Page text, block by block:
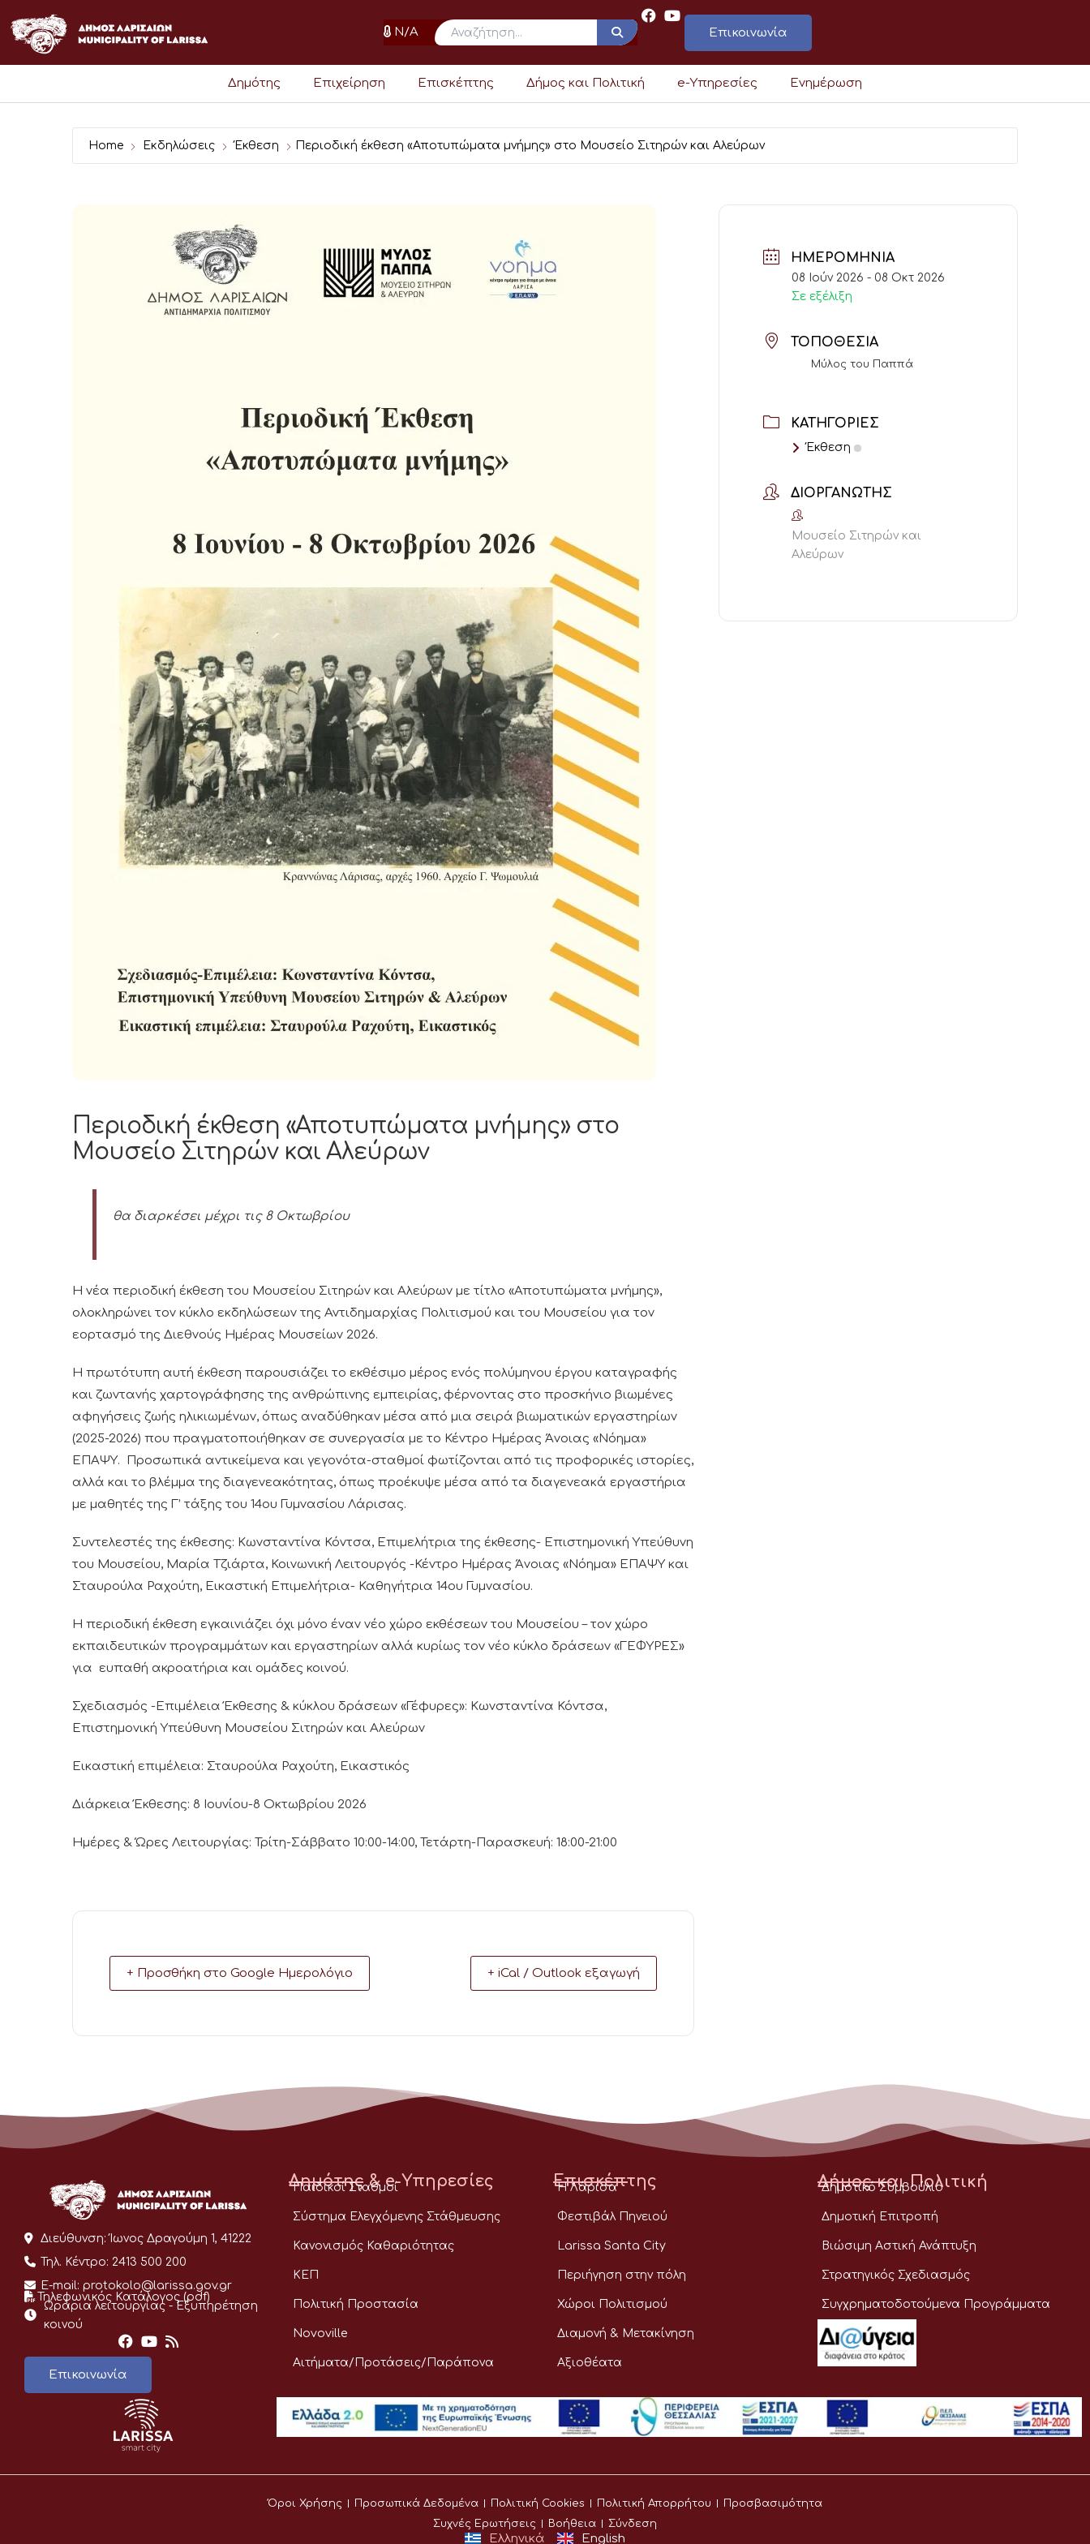
στο
περιεχόμενο
N/A Επικοινωνία
Δημότης Επιχείρηση Επισκέπτης Δήμος και Πολιτική e-Υπηρεσίες Ενημέρωση
Home Εκδηλώσεις Έκθεση Περιοδική έκθεση «Αποτυπώματα μνήμης» στο Μουσείο Σιτηρών και Αλεύρων
Περιοδική έκθεση «Αποτυπώματα μνήμης» στο
Μουσείο Σιτηρών και Αλεύρων
θα διαρκέσει μέχρι τις 8 Οκτωβρίου
Η νέα περιοδική έκθεση του Μουσείου Σιτηρών και Αλεύρων με τίτλο «Αποτυπώματα μνήμης»,
ολοκληρώνει τον κύκλο εκδηλώσεων της Αντιδημαρχίας Πολιτισμού και του Μουσείου για τον
εορτασμό της Διεθνούς Ημέρας Μουσείων 2026.
Η πρωτότυπη αυτή έκθεση παρουσιάζει το εκθέσιμο μέρος ενός πολύμηνου έργου καταγραφής
και ζωντανής χαρτογράφησης της ανθρώπινης εμπειρίας, φέρνοντας στο προσκήνιο βιωμένες
αφηγήσεις ζωής ηλικιωμένων, όπως αναδύθηκαν μέσα από μια σειρά βιωματικών εργαστηρίων
(2025-2026) που πραγματοποιήθηκαν σε συνεργασία με το Κέντρο Ημέρας Άνοιας «Νόημα»
ΕΠΑΨΥ. Προσωπικά αντικείμενα και γεγονότα-σταθμοί φωτίζονται από τις προφορικές ιστορίες,
αλλά και το βλέμμα της διαγενεακότητας, όπως προέκυψε μέσα από τα διαγενεακά εργαστήρια
με μαθητές της Γ’ τάξης του 14ου Γυμνασίου Λάρισας.
Συντελεστές της έκθεσης: Κωνσταντίνα Κόντσα, Επιμελήτρια της έκθεσης- Επιστημονική Υπεύθυνη
του Μουσείου, Μαρία Τζιάρτα, Κοινωνική Λειτουργός -Κέντρο Ημέρας Άνοιας «Νόημα» ΕΠΑΨΥ και
Σταυρούλα Ραχούτη, Εικαστική Επιμελήτρια- Καθηγήτρια 14ου Γυμνασίου.
Η περιοδική έκθεση εγκαινιάζει όχι μόνο έναν νέο χώρο εκθέσεων του Μουσείου – τον χώρο
εκπαιδευτικών προγραμμάτων και εργαστηρίων αλλά κυρίως τον νέο κύκλο δράσεων «ΓΕΦΥΡΕΣ»
για ευπαθή ακροατήρια και ομάδες κοινού.
Σχεδιασμός -Επιμέλεια Έκθεσης & κύκλου δράσεων «Γέφυρες»: Κωνσταντίνα Κόντσα,
Επιστημονική Υπεύθυνη Μουσείου Σιτηρών και Αλεύρων
Εικαστική επιμέλεια: Σταυρούλα Ραχούτη, Εικαστικός
Διάρκεια Έκθεσης: 8 Ιουνίου-8 Οκτωβρίου 2026
Ημέρες & Ώρες Λειτουργίας: Τρίτη-Σάββατο 10:00-14:00, Τετάρτη-Παρασκευή: 18:00-21:00
+ Προσθήκη στο Google Ημερολόγιο + iCal / Outlook εξαγωγή
ΗΜΕΡΟΜΗΝΊΑ
08 Ιούν 2026 - 08 Οκτ 2026
Σε εξέλιξη
ΤΟΠΟΘΕΣΊΑ
Μύλος του Παππά
ΚΑΤΗΓΟΡΊΕΣ
Έκθεση
ΔΙΟΡΓΑΝΩΤΉΣ
Μουσείο Σιτηρών και
Αλεύρων
Διεύθυνση: Ίωνος Δραγούμη 1, 41222
Τηλ. Κέντρο: 2413 500 200
E-mail: protokolo@larissa.gov.gr
Τηλεφωνικός Κατάλογος (pdf)
Ωράρια λειτουργίας - Eξυπηρέτηση
κοινού
Επικοινωνία
Δημότης & e-Υπηρεσίες
Παιδικοί Σταθμοί
Σύστημα Ελεγχόμενης Στάθμευσης
Κανονισμός Καθαριότητας
ΚΕΠ
Πολιτική Προστασία
Novoville
Αιτήματα/Προτάσεις/Παράπονα
Επισκέπτης
Η Λάρισα
Φεστιβάλ Πηνειού
Larissa Santa City
Περιήγηση στην πόλη
Χώροι Πολιτισμού
Διαμονή & Μετακίνηση
Αξιοθέατα
Δήμος και Πολιτική
Δημοτικό Συμβούλιο
Δημοτική Επιτροπή
Βιώσιμη Αστική Ανάπτυξη
Στρατηγικός Σχεδιασμός
Συγχρηματοδοτούμενα Προγράμματα
Όροι Χρήσης Προσωπικά Δεδομένα Πολιτική Cookies Πολιτική Απορρήτου
Προσβασιμότητα
Συχνές Ερωτήσεις
Βοήθεια Σύνδεση
Ελληνικά English